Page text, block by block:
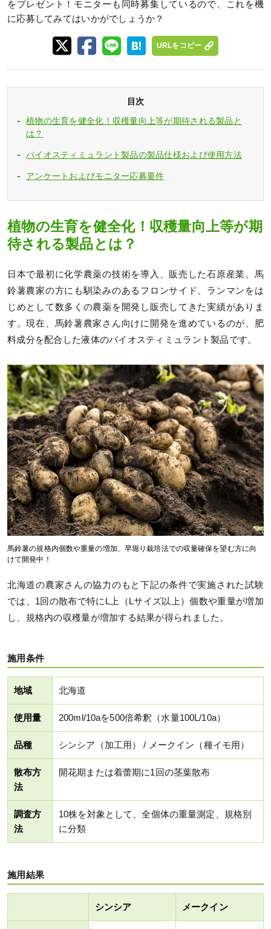
をプレゼント！モニターも同時募集しているので、これを機
に応募してみてはいかがでしょうか？
URLをコピー
目次
植物の生育を健全化！収穫量向上等が期待される製品と
は？
バイオスティミュラント製品の製品仕様および使用方法
アンケートおよびモニター応募要件
植物の生育を健全化！収穫量向上等が期
待される製品とは？
日本で最初に化学農薬の技術を導入、販売した石原産業。馬
鈴薯農家の方にも馴染みのあるフロンサイド、ランマンをは
じめとして数多くの農薬を開発し販売してきた実績がありま
す。現在、馬鈴薯農家さん向けに開発を進めているのが、肥
料成分を配合した液体のバイオスティミュラント製品です。
馬鈴薯の規格内個数や重量の増加、早堀り栽培法での収量確保を望む方に向
けて開発中！
北海道の農家さんの協力のもと下記の条件で実施された試験
では、1回の散布で特にL上（Lサイズ以上）個数や重量が増加
し、規格内の収穫量が増加する結果が得られました。
施用条件
地域 北海道
使用量 200ml/10aを500倍希釈（水量100L/10a）
品種 シンシア（加工用） / メークイン（種イモ用）
散布方
法
開花期または着蕾期に1回の茎葉散布
調査方
法
10株を対象として、全個体の重量測定、規格別
に分類
施用結果
シンシア メークイン